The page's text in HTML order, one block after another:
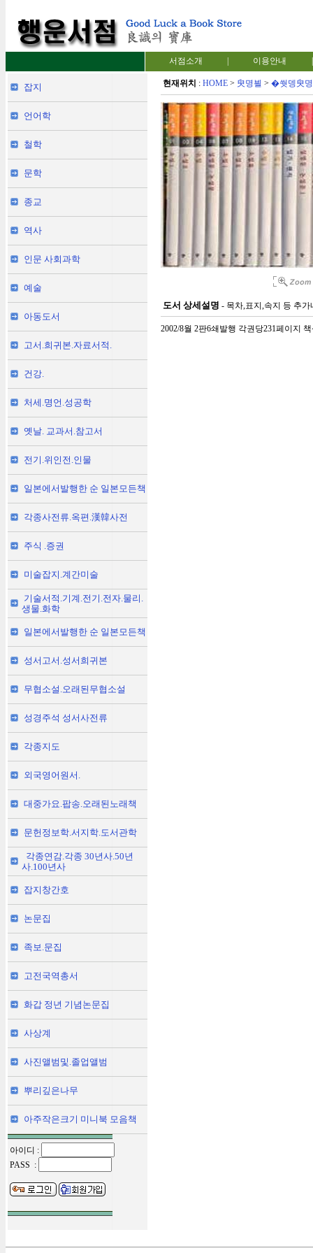
서점소개 이용안내
잡지
언어학
철학
문학
종교
역사
인문 사회과학
예술
아동도서
고서.희귀본.자료서적.
건강.
처세.명언.성공학
옛날. 교과서.참고서
전기.위인전.인물
일본에서발행한 순 일본모든책
각종사전류.옥편.漢韓사전
주식 .증권
미술잡지.계간미술
기술서적.기계.전기.전자.물리.
생물.화학
일본에서발행한 순 일본모든책
성서고서.성서희귀본
무협소설.오래된무협소설
성경주석 성서사전류
각종지도
외국영어원서.
대중가요.팝송.오래된노래책
문헌정보학.서지학.도서관학
각종연감.각종 30년사.50년
사.100년사
잡지창간호
논문집
족보.문집
고전국역총서
화갑 정년 기념논문집
사상계
사진앨범및.졸업앨범
뿌리깊은나무
아주작은크기 미니북 모음책
아이디 :
PASS :
현재위치 : HOME> 臾명븰 > �쒓뎅臾
도서 상세설명 - 목차,표지,속지 등 추가
2002/8월 2판6쇄발행 각권당231페이지